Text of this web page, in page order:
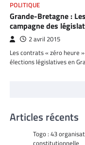
POLITIQUE
Grande-Bretagne :
campagne des
2 avril 2015
Les contrats « zéro heure
élections législatives en
Articles récents
Togo : 43